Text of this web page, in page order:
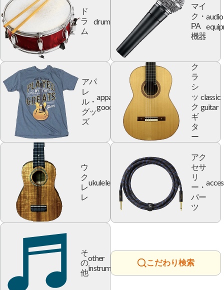
ド
ラ
ム
drum
マイ
ク・
PA
機器
audio
アパ
レ
ル・
グッ
ズ
apparel
goods
ク
ラ
シ
ッ
ク
ギ
タ
ー
classic
guitar
ウ
ク
レ
レ
ukulele
アク
セサ
リ
ー・
パー
ツ
そ
の
他
other
instrument
こだわり検索